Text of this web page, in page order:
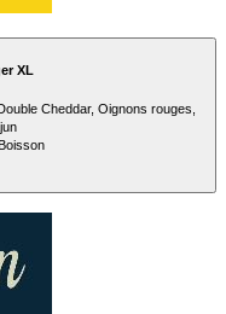
XL
Cheddar, Oignons rouges,